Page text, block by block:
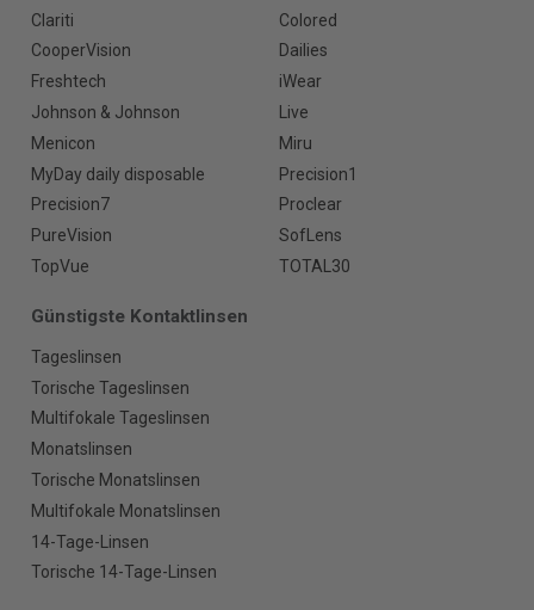
Clariti
Colored
CooperVision
Dailies
Freshtech
iWear
Johnson & Johnson
Live
Menicon
Miru
MyDay daily disposable
Precision1
Precision7
Proclear
PureVision
SofLens
TopVue
TOTAL30
Günstigste Kontaktlinsen
Tageslinsen
Torische Tageslinsen
Multifokale Tageslinsen
Monatslinsen
Torische Monatslinsen
Multifokale Monatslinsen
14-Tage-Linsen
Torische 14-Tage-Linsen